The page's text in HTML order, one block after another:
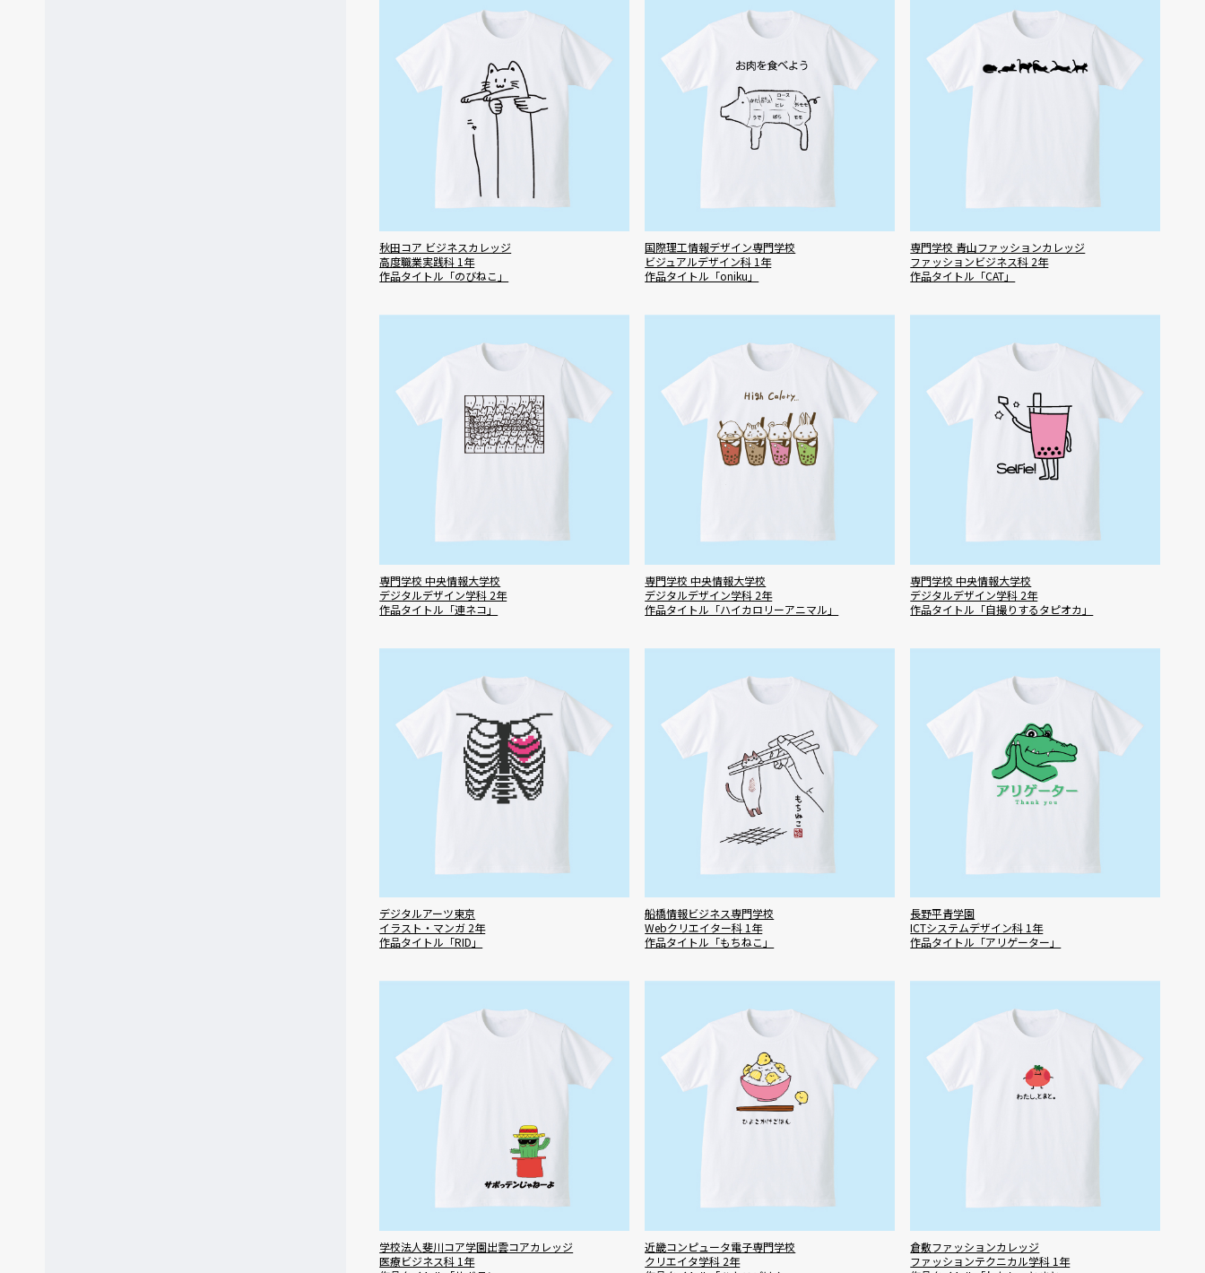
秋田コア ビジネスカレッジ
高度職業実践科 1年
作品タイトル「のびねこ」
国際理工情報デザイン専門学校
ビジュアルデザイン科 1年
作品タイトル「oniku」
専門学校 青山ファッションカレッジ
ファッションビジネス科 2年
作品タイトル「CAT」
専門学校 中央情報大学校
デジタルデザイン学科 2年
作品タイトル「連ネコ」
専門学校 中央情報大学校
デジタルデザイン学科 2年
作品タイトル「ハイカロリーアニマル」
専門学校 中央情報大学校
デジタルデザイン学科 2年
作品タイトル「自撮りするタピオカ」
デジタルアーツ東京
イラスト・マンガ 2年
作品タイトル「RID」
船橋情報ビジネス専門学校
Webクリエイター科 1年
作品タイトル「もちねこ」
長野平青学園
ICTシステムデザイン科 1年
作品タイトル「アリゲーター」
学校法人斐川コア学園出雲コアカレッジ
医療ビジネス科 1年
近畿コンピュータ電子専門学校
クリエイタ学科 2年
倉敷ファッションカレッジ
ファッションテクニカル学科 1年